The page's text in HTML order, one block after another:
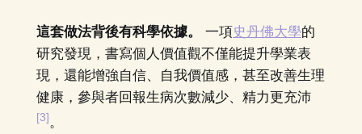
這套做法背後有科學依據。 一項史丹佛大學的
研究發現，書寫個人價值觀不僅能提升學業表
現，還能增強自信、自我價值感，甚至改善生理
健康，參與者回報生病次數減少、精力更充沛
[3]。